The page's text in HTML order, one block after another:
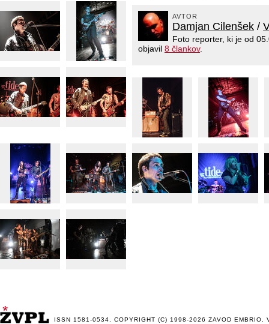
AVTOR
Damjan Cilenšek /
Foto reporter, ki je od
objavil 8 člankov.
ISSN 1581-0534. COPYRIGHT (C) 1998-2026 ZAVOD EMBRIO .